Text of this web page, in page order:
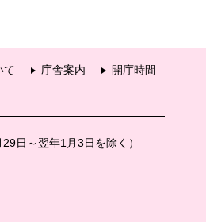
て 庁舎案内
開庁時間
日～翌年1月3日を除く）